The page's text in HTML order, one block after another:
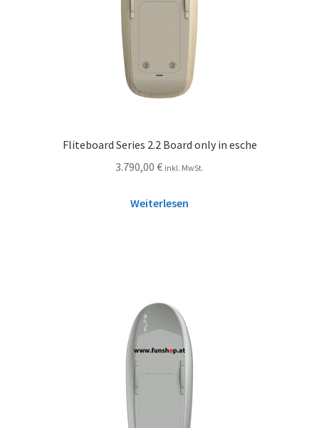
Fliteboard Series 2.2 Board only in esche
3.790,00 € inkl. MwSt.
Weiterlesen